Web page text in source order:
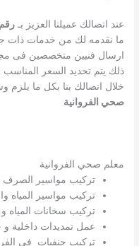
عند اتصالك عميلنا العزيز بـ
ما نقدمه لك من خدمات ذات
ارسال فنيين متخصصين فى
ذلك يتم تحديد السعر
خلال اتصالك بنا بكل ما
صحي الفروانية
معلم صحي الفروانية
تركيب مواسير الصرف
تركيب مواسير المياه
تركيب سخانات المياه
عمل تمديدات داخلية و
تركيب حنفيات في